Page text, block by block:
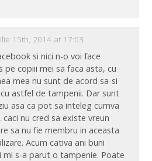
15th, 2014 at 17:03
si nici n-o voi face
pe copiii mei sa faca asta, cu
mea nu sunt de acord sa-si
astfel de tampenii. Dar sunt
asa ca pot sa inteleg cumva
caci nu cred sa existe vreun
sa nu fie membru in aceasta
Acum cativa ani buni
mi s-a parut o tampenie. Poate